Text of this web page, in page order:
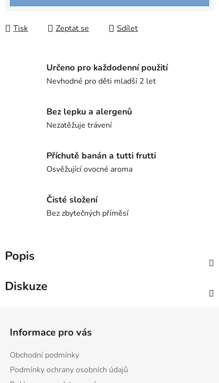
Tisk Zeptat se Sdílet
Určeno pro každodenní použití
Nevhodné pro děti mladší 2 let
Bez lepku a alergenů
Nezatěžuje trávení
Příchutě banán a tutti frutti
Osvěžující ovocné aroma
Čisté složení
Bez zbytečných příměsí
Popis
Diskuze
Informace pro vás
Obchodní podmínky
Podmínky ochrany osobních údajů